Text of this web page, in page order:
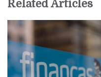
Related Articles